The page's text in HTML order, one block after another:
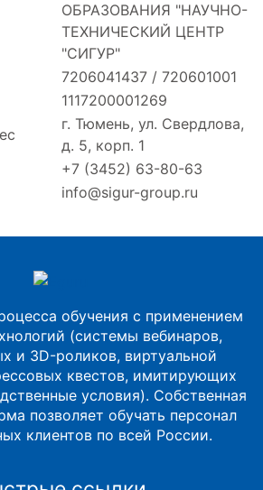
ОБРАЗОВАНИЯ "НАУЧНО-
ТЕХНИЧЕСКИЙ ЦЕНТР
"СИГУР"
7206041437 / 720601001
1117200001269
г. Тюмень, ул. Свердлова,
д. 5, корп. 1
+7 (3452) 63-80-63
info@sigur-group.ru
обучения с применением
(системы вебинаров,
и 3D-роликов, виртуальной
квестов, имитирующих
условия). Собственная
позволяет обучать персонал
клиентов по всей России.